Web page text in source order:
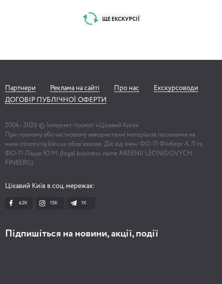
ЩЕ ЕКСКУРСІЇ
Партнери Реклама на сайті Про нас
Екскурсоводи
ДОГОВІР ПУБЛІЧНОЇ ОФЕРТИ
2004 - 2026 © Інтернет-проект «Цікавий Київ»
При повному або частковому використанні матеріалів посилання на
www.interesniy.kiev.ua обов'язкове. Діє від імені ФО-П Фінберг А.Л та
ФО-П Ліщук Ю.М. (legal business name ARSENII LEONIDOVYCH
FINBERG)
Цікавий Київ в соц. мережах:
62K 15K 1К
Підпишіться на новини, акції, події